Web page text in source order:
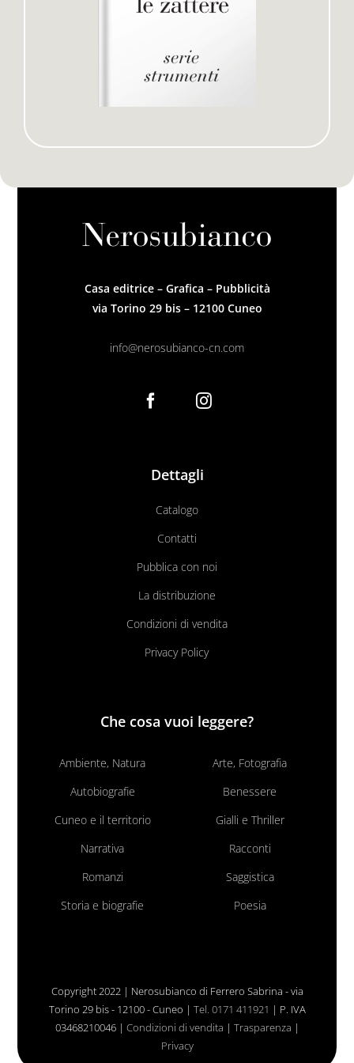
Casa editrice – Grafica – Pubblicità
via Torino 29 bis – 12100 Cuneo
info@nerosubianco-cn.com
Dettagli
Catalogo
Contatti
Pubblica con noi
La distribuzione
Condizioni di vendita
Privacy Policy
Che cosa vuoi leggere?
Ambiente, Natura
Arte, Fotografia
Autobiografie
Benessere
Cuneo e il territorio
Gialli e Thriller
Narrativa
Racconti
Romanzi
Saggistica
Storia e biografie
Poesia
Copyright 2022 | Nerosubianco di Ferrero Sabrina - via
Torino 29 bis - 12100 - Cuneo | Tel. 0171 411921 | P. IVA
03468210046 | Condizioni di vendita | Trasparenza |
Privacy